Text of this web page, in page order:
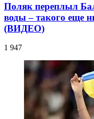
Поляк переплыл
воды – такого еще
(ВИДЕО)
1 947